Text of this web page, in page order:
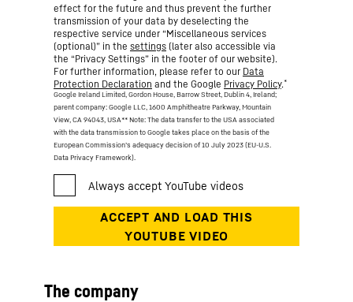
effect for the future and thus prevent the further
transmission of your data by deselecting the
respective service under “Miscellaneous services
(optional)” in the settings (later also accessible via
the “Privacy Settings” in the footer of our website).
For further information, please refer to our Data
Protection Declaration and the Google Privacy Policy.*
Google Ireland Limited, Gordon House, Barrow Street, Dublin 4, Ireland;
parent company: Google LLC, 1600 Amphitheatre Parkway, Mountain
View, CA 94043, USA** Note: The data transfer to the USA associated
with the data transmission to Google takes place on the basis of the
European Commission’s adequacy decision of 10 July 2023 (EU-U.S.
Data Privacy Framework).
The company